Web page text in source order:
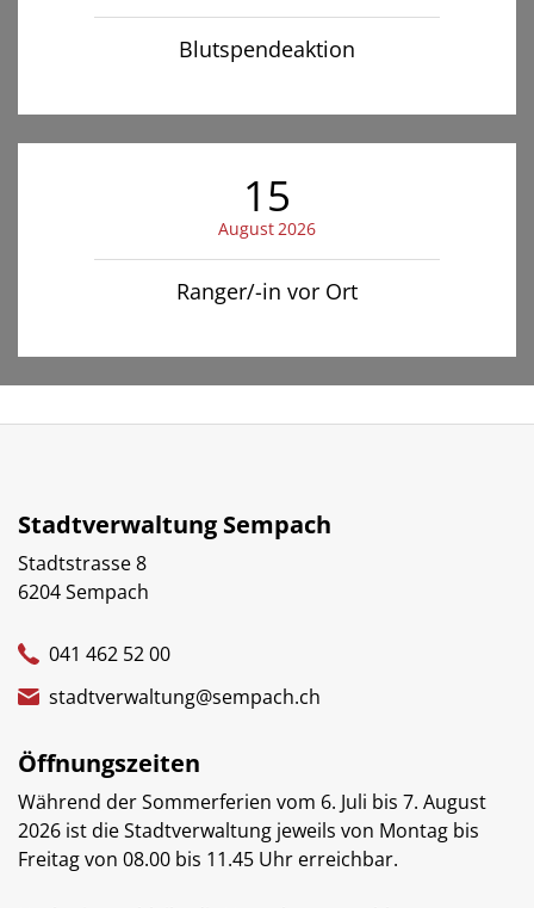
Blutspendeaktion
15
August2026
Ranger/-in vor Ort
Stadtverwaltung Sempach
Stadtstrasse 8
6204 Sempach
041 462 52 00
stadtverwaltung@sempach.ch
Öffnungszeiten
Während der Sommerferien vom 6. Juli bis 7. August
2026 ist die Stadtverwaltung jeweils von Montag bis
Freitag von 08.00 bis 11.45 Uhr erreichbar.